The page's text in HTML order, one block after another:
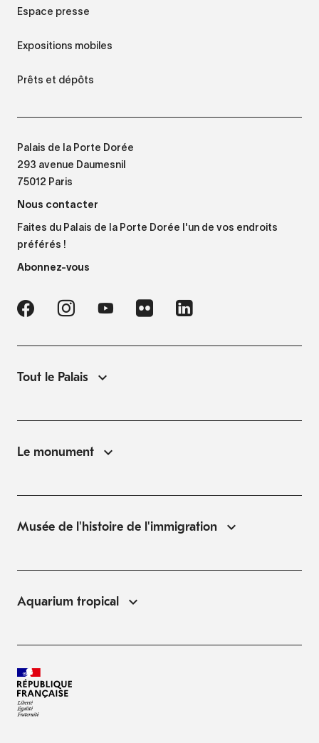
Espace presse
Expositions mobiles
Prêts et dépôts
Palais de la Porte Dorée
293 avenue Daumesnil
75012 Paris
Nous contacter
Faites du Palais de la Porte Dorée l'un de vos endroits
préférés !
Abonnez-vous
Tout le Palais
Le monument
Musée de l'histoire de l'immigration
Aquarium tropical